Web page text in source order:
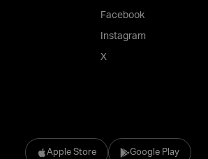
Apple Store Google Play
Facebook
Instagram
X